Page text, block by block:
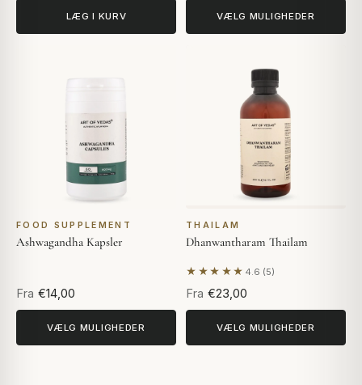
LÆG I KURV VÆLG MULIGHEDER
FOOD SUPPLEMENT
Ashwagandha Kapsler
Fra €14,00
VÆLG MULIGHEDER
THAILAM
Dhanwantharam Thailam
★★★★★ 4.6 (5)
Baseret på 5 anmeldelser
Fra €23,00
VÆLG MULIGHEDER